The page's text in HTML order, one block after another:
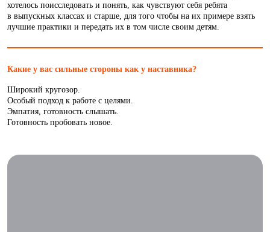
хотелось поисследовать и понять, как чувствуют себя ребята
в выпускных классах и старше, для того чтобы на их примере взять
лучшие практики и передать их в том числе своим детям.
Какие у вас сильные стороны как у наставника?
Широкий кругозор.
Особый подход к работе с целями.
Эмпатия, готовность слышать.
Готовность пробовать новое.